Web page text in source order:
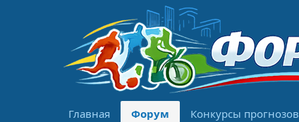
Главная Форум Конкурсы прогнозов